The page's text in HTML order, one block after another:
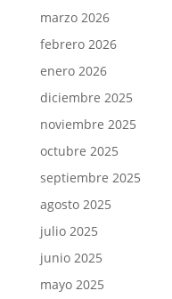
marzo 2026
febrero 2026
enero 2026
diciembre 2025
noviembre 2025
octubre 2025
septiembre 2025
agosto 2025
julio 2025
junio 2025
mayo 2025